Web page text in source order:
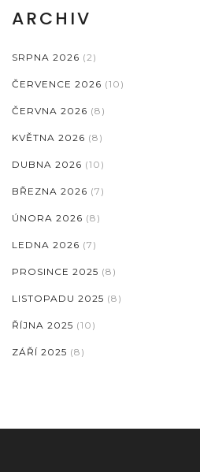
ARCHIV
SRPNA 2026 (2)
ČERVENCE 2026 (10)
ČERVNA 2026 (8)
KVĚTNA 2026 (8)
DUBNA 2026 (10)
BŘEZNA 2026 (7)
ÚNORA 2026 (8)
LEDNA 2026 (7)
PROSINCE 2025 (8)
LISTOPADU 2025 (8)
ŘÍJNA 2025 (10)
ZÁŘÍ 2025 (8)